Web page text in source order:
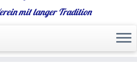
mit langer Tradition